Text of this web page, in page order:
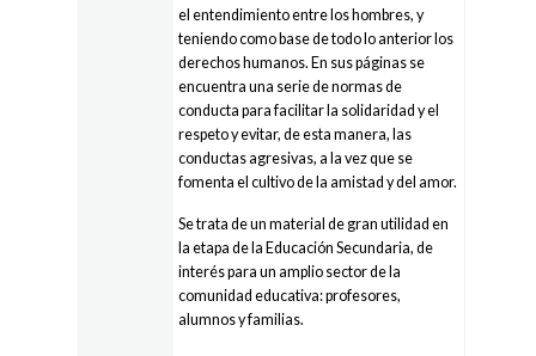
el entendimiento entre los hombres, y
teniendo como base de todo lo anterior los
derechos humanos. En sus páginas se
encuentra una serie de normas de
conducta para facilitar la solidaridad y el
respeto y evitar, de esta manera, las
conductas agresivas, a la vez que se
fomenta el cultivo de la amistad y del amor.
Se trata de un material de gran utilidad en
la etapa de la Educación Secundaria, de
interés para un amplio sector de la
comunidad educativa: profesores,
alumnos y familias.